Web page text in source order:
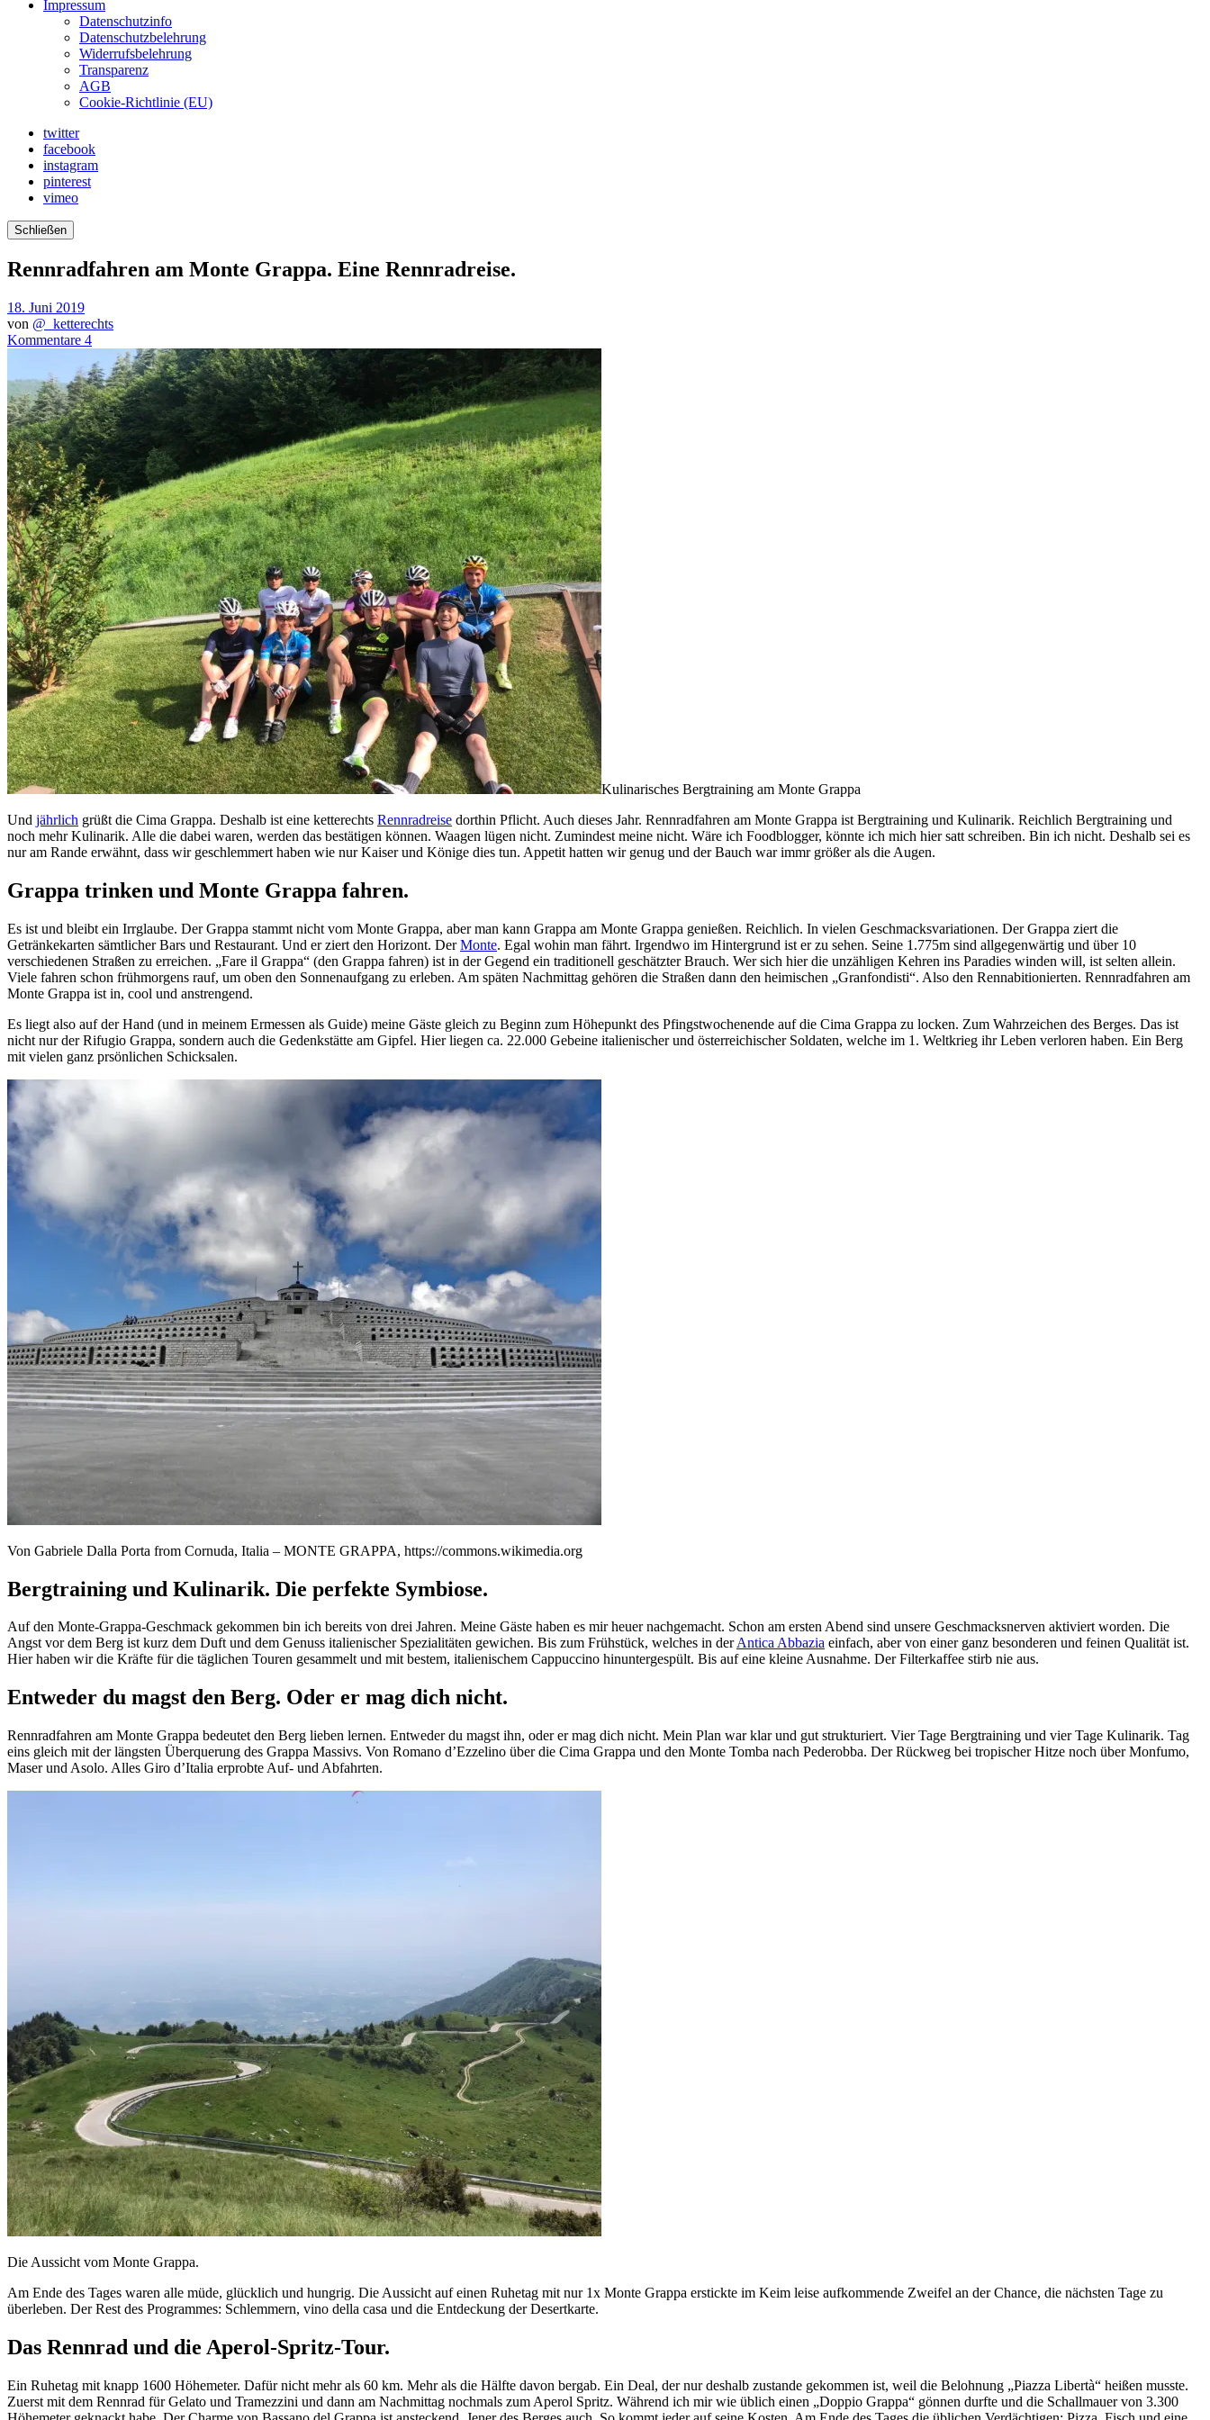
Impressum
Datenschutzinfo
Datenschutzbelehrung
Widerrufsbelehrung
Transparenz
AGB
Cookie-Richtlinie (EU)
twitter
facebook
instagram
pinterest
vimeo
Schließen
Rennradfahren am Monte Grappa. Eine Rennradreise.
18. Juni 2019
von @_ketterechts
Kommentare 4
Kulinarisches Bergtraining am Monte Grappa
Und jährlich grüßt die Cima Grappa. Deshalb ist eine ketterechts Rennradreise dorthin Pflicht. Auch dieses Jahr. Rennradfahren am Monte Grappa ist Bergtraining und Kulinarik. Reichlich Bergtraining und
noch mehr Kulinarik. Alle die dabei waren, werden das bestätigen können. Waagen lügen nicht. Zumindest meine nicht. Wäre ich Foodblogger, könnte ich mich hier satt schreiben. Bin ich nicht. Deshalb sei es
nur am Rande erwähnt, dass wir geschlemmert haben wie nur Kaiser und Könige dies tun. Appetit hatten wir genug und der Bauch war immr größer als die Augen.
Grappa trinken und Monte Grappa fahren.
Es ist und bleibt ein Irrglaube. Der Grappa stammt nicht vom Monte Grappa, aber man kann Grappa am Monte Grappa genießen. Reichlich. In vielen Geschmacksvariationen. Der Grappa ziert die
Getränkekarten sämtlicher Bars und Restaurant. Und er ziert den Horizont. DerMonte. Egal wohin man fährt. Irgendwo im Hintergrund ist er zu sehen. Seine 1.775m sind allgegenwärtig und über 10
verschiedenen Straßen zu erreichen. „Fare il Grappa“ (den Grappa fahren) ist in der Gegend ein traditionell geschätzter Brauch. Wer sich hier die unzähligen Kehren ins Paradies winden will, ist selten allein.
Viele fahren schon frühmorgens rauf, um oben den Sonnenaufgang zu erleben. Am späten Nachmittag gehören die Straßen dann den heimischen „Granfondisti“. Also den Rennabitionierten. Rennradfahren am
Monte Grappa ist in, cool und anstrengend.
Es liegt also auf der Hand (und in meinem Ermessen als Guide) meine Gäste gleich zu Beginn zum Höhepunkt des Pfingstwochenende auf die Cima Grappa zu locken. Zum Wahrzeichen des Berges. Das ist
nicht nur der Rifugio Grappa, sondern auch die Gedenkstätte am Gipfel. Hier liegen ca. 22.000 Gebeine italienischer und österreichischer Soldaten, welche im 1. Weltkrieg ihr Leben verloren haben. Ein Berg
mit vielen ganz prsönlichen Schicksalen.
Von Gabriele Dalla Porta from Cornuda, Italia – MONTE GRAPPA, https://commons.wikimedia.org
Bergtraining und Kulinarik. Die perfekte Symbiose.
Auf den Monte-Grappa-Geschmack gekommen bin ich bereits von drei Jahren. Meine Gäste haben es mir heuer nachgemacht. Schon am ersten Abend sind unsere Geschmacksnerven aktiviert worden. Die
Angst vor dem Berg ist kurz dem Duft und dem Genuss italienischer Spezialitäten gewichen. Bis zum Frühstück, welches in derAntica Abbazia einfach, aber von einer ganz besonderen und feinen Qualität ist.
Hier haben wir die Kräfte für die täglichen Touren gesammelt und mit bestem, italienischem Cappuccino hinuntergespült. Bis auf eine kleine Ausnahme. Der Filterkaffee stirb nie aus.
Entweder du magst den Berg. Oder er mag dich nicht.
Rennradfahren am Monte Grappa bedeutet den Berg lieben lernen. Entweder du magst ihn, oder er mag dich nicht. Mein Plan war klar und gut strukturiert. Vier Tage Bergtraining und vier Tage Kulinarik. Tag
eins gleich mit der längsten Überquerung des Grappa Massivs. Von Romano d’Ezzelino über die Cima Grappa und den Monte Tomba nach Pederobba. Der Rückweg bei tropischer Hitze noch über Monfumo,
Maser und Asolo. Alles Giro d’Italia erprobte Auf- und Abfahrten.
Die Aussicht vom Monte Grappa.
Am Ende des Tages waren alle müde, glücklich und hungrig. Die Aussicht auf einen Ruhetag mit nur 1x Monte Grappa erstickte im Keim leise aufkommende Zweifel an der Chance, die nächsten Tage zu
überleben. Der Rest des Programmes: Schlemmern, vino della casa und die Entdeckung der Desertkarte.
Das Rennrad und die Aperol-Spritz-Tour.
Ein Ruhetag mit knapp 1600 Höhemeter. Dafür nicht mehr als 60 km. Mehr als die Hälfte davon bergab. Ein Deal, der nur deshalb zustande gekommen ist, weil die Belohnung „Piazza Libertà“ heißen musste.
Zuerst mit dem Rennrad für Gelato und Tramezzini und dann am Nachmittag nochmals zum Aperol Spritz. Während ich mir wie üblich einen „Doppio Grappa“ gönnen durfte und die Schallmauer von 3.300